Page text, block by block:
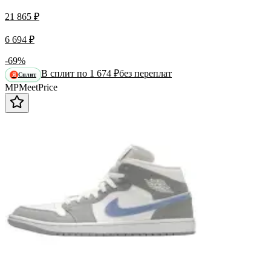
21 865 ₽
6 694 ₽
-69%
Я Сплит В сплит по 1 674 ₽без переплат
MPMeetPrice